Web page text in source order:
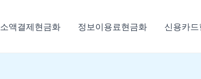
소액결제현금화 정보이용료현금화 신용카